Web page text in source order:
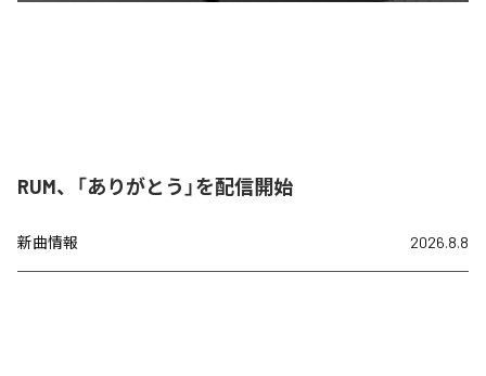
RUM、「ありがとう」を配信開始
新曲情報 2026.8.8